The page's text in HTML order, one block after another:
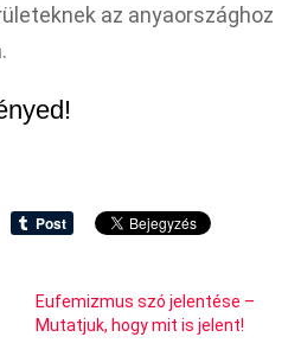
az anyaországhoz
Eufemizmus szó jelentése –
Mutatjuk, hogy mit is jelent!